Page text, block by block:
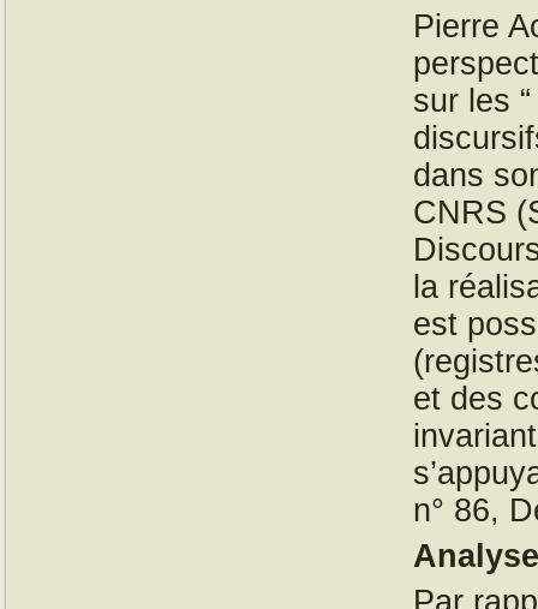
Pierre
sur les
dans
CNRS
la
est
et des
n° 86,
Par